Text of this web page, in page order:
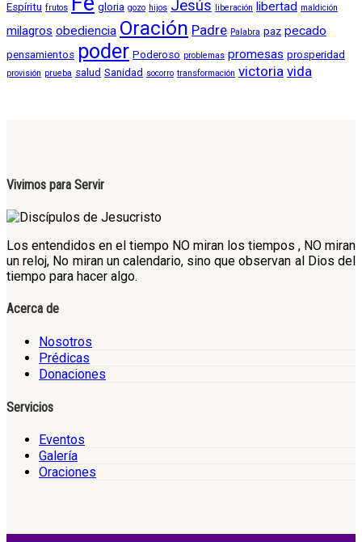
Espíritu frutos gloria gozo hijos Jesús liberación libertad maldición
milagros obediencia Oración Padre Palabra paz pecado
pensamientos poder Poderoso problemas promesas prosperidad
provisión prueba salud Sanidad socorro transformación victoria vida
Vivimos para Servir
Los entendidos en el tiempo NO miran los tiempos , NO miran
un reloj, No miran un calendario, sino que observan al Dios del
tiempo para hacer algo.
Acerca de
Nosotros
Prédicas
Donaciones
Servicios
Eventos
Galería
Oraciones